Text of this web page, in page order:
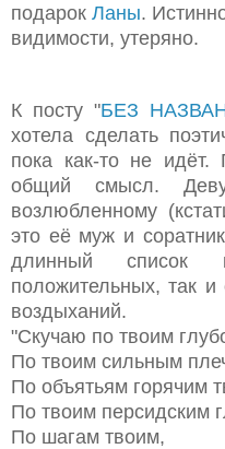
подарок Ланы.
видимости, утеряно.
К посту "БЕЗ
хотела сделать
пока как-то не идёт.
общий смысл.
возлюбленному
это её муж и
длинный список
положительных, так и
воздыханий.
"Скучаю по твоим
По твоим сильным
По объятьям горячим
По твоим персидским
По шагам твоим,